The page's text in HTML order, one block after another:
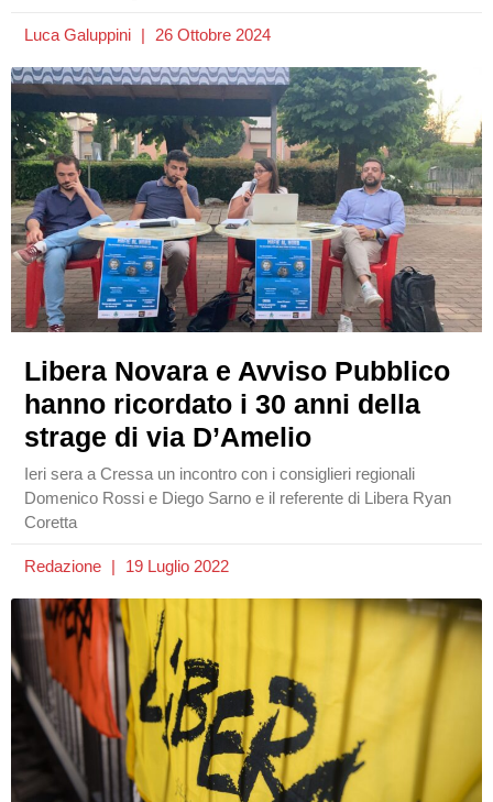
Luca Galuppini 26 Ottobre 2024
Libera Novara e Avviso Pubblico
hanno ricordato i 30 anni della
strage di via D’Amelio
Ieri sera a Cressa un incontro con i consiglieri regionali
Domenico Rossi e Diego Sarno e il referente di Libera Ryan
Coretta
Redazione 19 Luglio 2022